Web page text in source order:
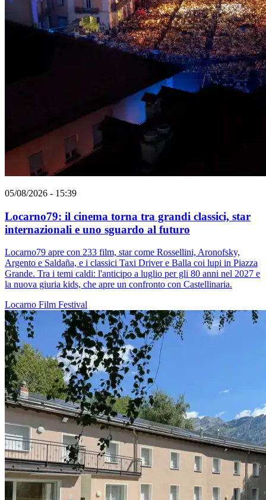
05/08/2026 - 15:39
Locarno79: il cinema torna tra grandi classici, star
internazionali e uno sguardo al futuro
Locarno79 apre con 233 film, star come Rossellini, Aronofsky,
Argento e Saldaña, e i classici Taxi Driver e Balla coi lupi in Piazza
Grande. Tra i temi caldi: l'anticipo a luglio per gli 80 anni nel 2027 e
la nuova giuria kids, che apre un confronto con Castellinaria.
Locarno Film Festival